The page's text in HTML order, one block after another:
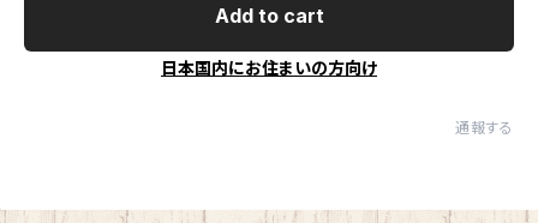
Add to cart
日本国内にお住まいの方向け
通報する